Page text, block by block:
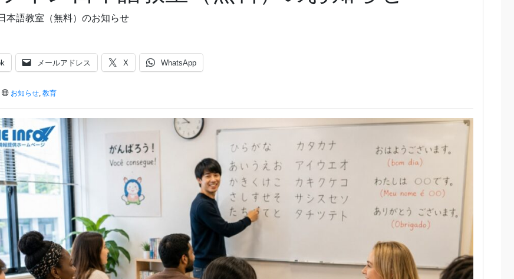
本語教室（無料）のお知らせ
メールアドレス X WhatsApp
お知らせ, 教育